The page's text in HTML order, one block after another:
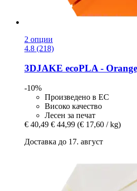
2 опции
4.8 (218)
3DJAKE ecoPLA -​
-10%
Произведено в ЕС
Високо качество
Лесен за печат
€ 40,49 € 44,99 (€ 17,60 / kg)
Доставка до 17. август